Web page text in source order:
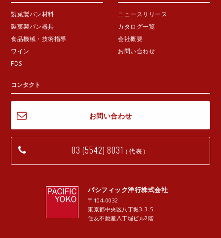
製菓製パン材料
製菓製パン器具
食品機械・技術指導
ワイン
FDS
ニュースリリース
カタログ一覧
会社概要
お問い合わせ
コンタクト
お問い合わせ
03 (5542) 8031 （代表）
パシフィック洋行株式会社
〒104-0032
東京都中央区八丁堀3-3-5
住友不動産八丁堀ビル2階